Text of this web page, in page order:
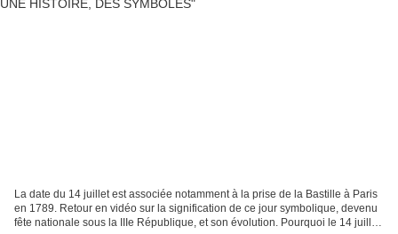
La date du 14 juillet est associée notamment à la prise de la Bastille à Paris
en 1789. Retour en vidéo sur la signification de ce jour symbolique, devenu
fête nationale sous la IIIe République, et son évolution. Pourquoi le 14 juillet